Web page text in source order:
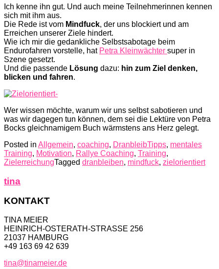
Ich kenne ihn gut. Und auch meine Teilnehmerinnen kennen
sich mit ihm aus.
Die Rede ist vom Mindfuck, der uns blockiert und am
Erreichen unserer Ziele hindert.
Wie ich mir die gedankliche Selbstsabotage beim
Endurofahren vorstelle, hat Petra Kleinwächter super in
Szene gesetzt.
Und die passende Lösung dazu: hin zum Ziel denken,
blicken und fahren.
Wer wissen möchte, warum wir uns selbst sabotieren und
was wir dagegen tun können, dem sei die Lektüre von Petra
Bocks gleichnamigem Buch wärmstens ans Herz gelegt.
Posted in Allgemein, coaching, DranbleibTipps, mentales
Training, Motivation, Rallye Coaching, Training,
ZielerreichungTagged dranbleiben, mindfuck, zielorientiert
tina
KONTAKT
TINA MEIER
HEINRICH-OSTERATH-STRASSE 256
21037 HAMBURG
+49 163 69 42 639
tina@tinameier.de